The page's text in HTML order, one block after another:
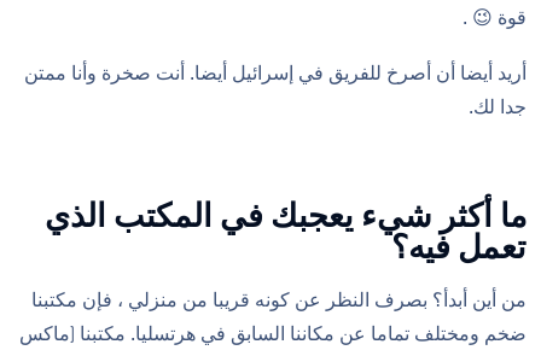
قوة 😉 .
أريد أيضا أن أصرخ للفريق في إسرائيل أيضا. أنت صخرة وأنا ممتن
جدا لك.
ما أكثر شيء يعجبك في المكتب الذي
تعمل فيه؟
من أين أبدأ؟ بصرف النظر عن كونه قريبا من منزلي ، فإن مكتبنا
ضخم ومختلف تماما عن مكاننا السابق في هرتسليا. مكتبنا (ماكس